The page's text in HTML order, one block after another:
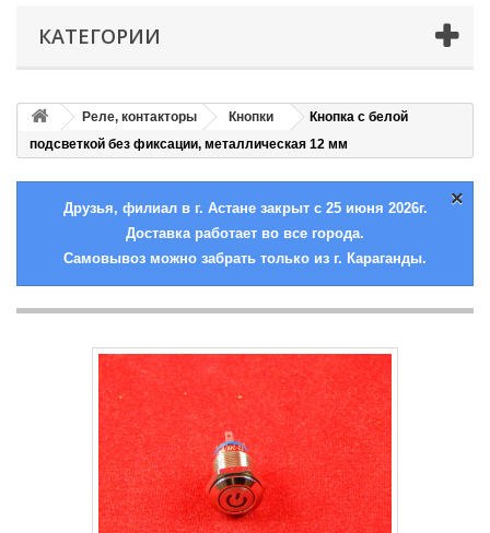
КАТЕГОРИИ
Реле, контакторы Кнопки
Кнопка с белой
подсветкой без фиксации, металлическая 12 мм
×
Друзья, филиал в г. Астане закрыт с 25 июня 2026г.
Доставка работает во все города.
Самовывоз можно забрать только из г. Караганды.